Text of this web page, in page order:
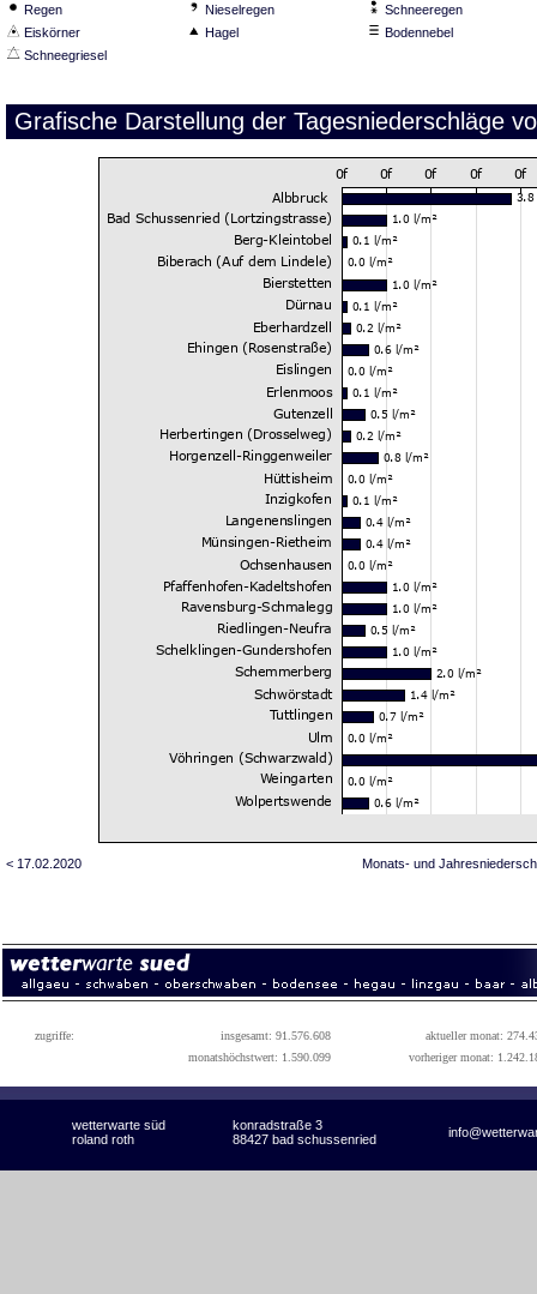
Regen Nieselregen
Schneeregen
Eiskörner
Hagel
Bodennebel
Schneegriesel
Grafische Darstellung der Tagesniederschläge
< 17.02.2020 Monats- und
zugriffe: insgesamt: 91.576.608
aktueller monat:
monatshöchstwert: 1.590.099
vorheriger monat:
wetterwarte süd konradstraße 3
roland roth 88427 bad schussenried